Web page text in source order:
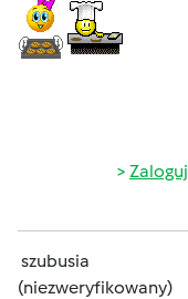
Zaloguj
szubusia
(niezweryfikowany)